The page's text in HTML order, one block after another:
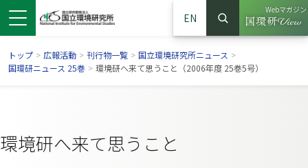
EN
サイト内検索
検索
Webマガジン
（別ウイ
トップ > 広報活動 > 刊行物一覧 > 国立環境研究所ニュース >
国環研ニュース 25巻 > 環境研へ来て思うこと（2006年度 25巻5号）
環境研へ来て思うこと